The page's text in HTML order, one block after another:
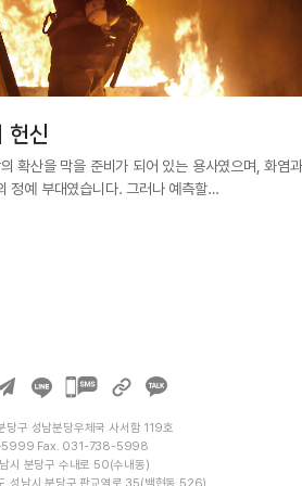
헌신
확산을 막을 준비가 되어 있는 용사였으며, 화염과
정예 부대였습니다. 그러나 예측할…
카카오톡
당구 성남분당우체국 사서함 119호
5999 Fax. 031-738-5998
시 분당구 수내로 50(수내동)
성남시 분당구 판교역로 35(백현동 526)